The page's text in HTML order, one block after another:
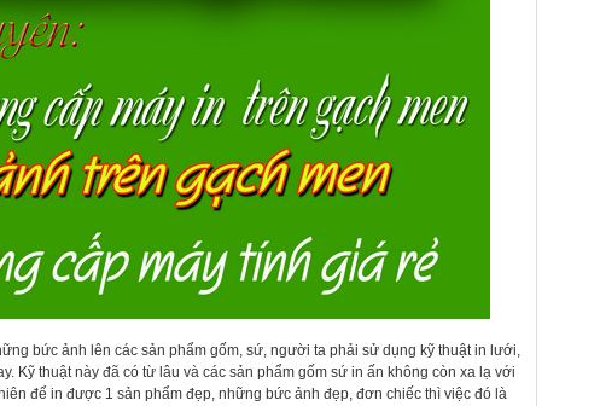
bức ảnh lên các sản phẩm gốm, sứ, người ta phải sử dụng kỹ thuật in lưới,
Kỹ thuật này đã có từ lâu và các sản phẩm gốm sứ in ấn không còn xa lạ với
để in được 1 sản phẩm đẹp, những bức ảnh đẹp, đơn chiếc thì việc đó là